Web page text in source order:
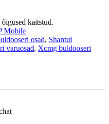
kaitstud.
Mobile
osad, Shantui
varuosad, Xcmg buldooseri